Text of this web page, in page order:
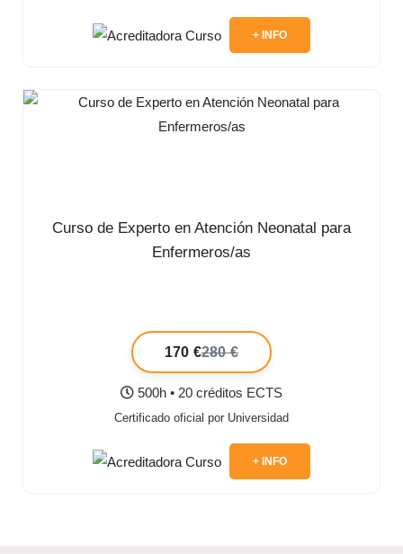
+ INFO
Curso de Experto en Atención Neonatal para
Enfermeros/as
170 €280 €
500h • 20 créditos ECTS
Certificado oficial por Universidad
+ INFO